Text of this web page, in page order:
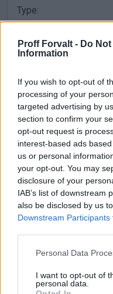
Proff Forvalt - Do
Information
If you wish to opt-out of
processing of your
targeted advertising by
section to confirm your
opt-out request is
interest-based ads
us or personal
your opt-out. You may
disclosure of your
IAB’s list of downstream
also be disclosed by us
Downstream Participants
Please note that this
not limited to your visit
grant or deny consent to
Personal Data
I want to opt-out of
personal data.
Type:
Inneholder
overfor långivere, toll-
opplysninger som
Kilde:
Foretaksopplysninger
Inneholder sentrale
foretaksregisteret.
organisasjonsform,
forretningsadresse,
næringsformål etc.
Kilde: